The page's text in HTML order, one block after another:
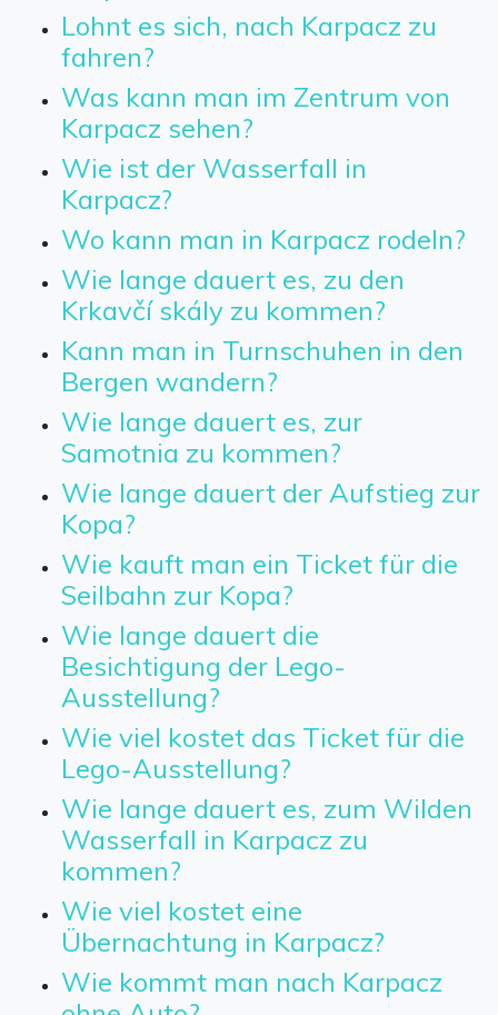
Lohnt es sich, nach Karpacz zu
fahren?
Was kann man im Zentrum von
Karpacz sehen?
Wie ist der Wasserfall in
Karpacz?
Wo kann man in Karpacz rodeln?
Wie lange dauert es, zu den
Krkavčí skály zu kommen?
Kann man in Turnschuhen in den
Bergen wandern?
Wie lange dauert es, zur
Samotnia zu kommen?
Wie lange dauert der Aufstieg zur
Kopa?
Wie kauft man ein Ticket für die
Seilbahn zur Kopa?
Wie lange dauert die
Besichtigung der Lego-
Ausstellung?
Wie viel kostet das Ticket für die
Lego-Ausstellung?
Wie lange dauert es, zum Wilden
Wasserfall in Karpacz zu
kommen?
Wie viel kostet eine
Übernachtung in Karpacz?
Wie kommt man nach Karpacz